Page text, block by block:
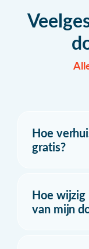
Hoe
gratis?
Hoe wijzig
van mijn